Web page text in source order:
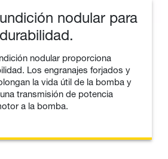
nodular para
nodular proporciona
Los engranajes forjados y
la vida útil de la bomba y
transmisión de potencia
a la bomba.